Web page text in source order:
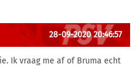
28-09-2020 20:46:57
Ik vraag me af of Bruma echt